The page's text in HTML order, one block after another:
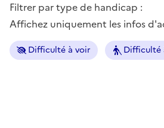
Filtrer par type de handicap :
Affichez uniquement les infos
Difficulté à voir Difficulté